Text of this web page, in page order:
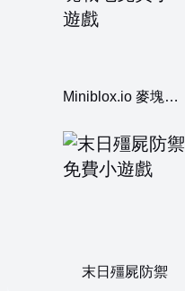
Miniblox.io 麥塊戰地
末日殭屍防禦